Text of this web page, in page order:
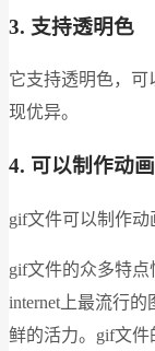
3. 支持透明色
它支持透明色，可
现优异。
4. 可以制作动画
gif文件可以制作动
gif文件的众多特点
internet上最流行
鲜的活力。gif文